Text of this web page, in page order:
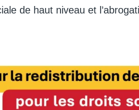
de haut niveau et